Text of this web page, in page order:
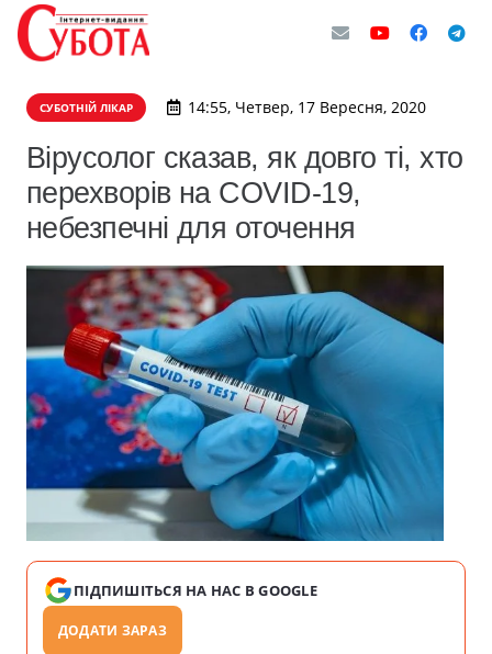
СУБОТНІЙ ЛІКАР 14:55, Четвер, 17 Вересня, 2020
Вірусолог сказав, як довго ті, хто
перехворів на COVID-19,
небезпечні для оточення
ПІДПИШІТЬСЯ НА НАС В GOOGLE
ДОДАТИ ЗАРАЗ